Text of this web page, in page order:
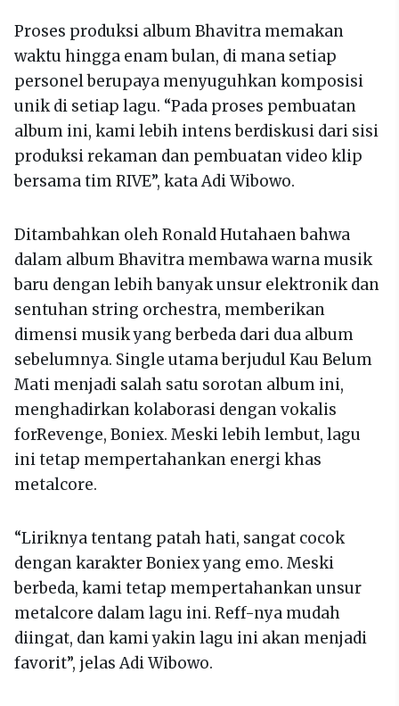
Proses produksi album Bhavitra memakan
waktu hingga enam bulan, di mana setiap
personel berupaya menyuguhkan komposisi
unik di setiap lagu. “Pada proses pembuatan
album ini, kami lebih intens berdiskusi dari sisi
produksi rekaman dan pembuatan video klip
bersama tim RIVE”, kata Adi Wibowo.
Ditambahkan oleh Ronald Hutahaen bahwa
dalam album Bhavitra membawa warna musik
baru dengan lebih banyak unsur elektronik dan
sentuhan string orchestra, memberikan
dimensi musik yang berbeda dari dua album
sebelumnya. Single utama berjudul Kau Belum
Mati menjadi salah satu sorotan album ini,
menghadirkan kolaborasi dengan vokalis
forRevenge, Boniex. Meski lebih lembut, lagu
ini tetap mempertahankan energi khas
metalcore.
“Liriknya tentang patah hati, sangat cocok
dengan karakter Boniex yang emo. Meski
berbeda, kami tetap mempertahankan unsur
metalcore dalam lagu ini. Reff-nya mudah
diingat, dan kami yakin lagu ini akan menjadi
favorit”, jelas Adi Wibowo.